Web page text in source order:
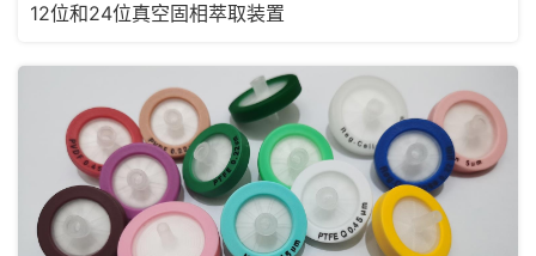
12位和24位真空固相萃取装置